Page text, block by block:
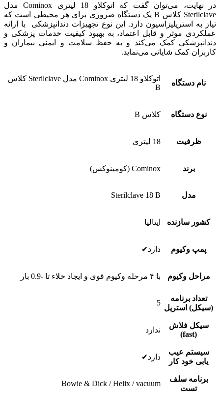
در نهایت، می‌توان گفت که اتوکلاو 18 لیتری Cominox مدل
Sterilclave کلاس B یک دستگاه ضروری برای هر محیطی است که
نیاز به استریلیزاسیون دارد. این نوع تجهیزات دندانپزشکی با ارائه
عملکردی موثر و قابل اعتماد، به بهبود کیفیت خدمات پزشکی و
دندانپزشکی کمک می‌کند و به حفظ سلامت و ایمنی بیماران و
کاربران کمک شایانی می‌نماید.
نام دستگاه
اتوکلاو 18 لیتری Cominox مدل Sterilclave کلاس
B
نوع دستگاه کلاس B
ظرفیت 18 لیتری
برند Cominox (کومینوکس)
مدل Sterilclave 18 B
کشور سازنده ایتالیا
پمپ وکیوم دارد✔
مراحل وکیوم با ۴ مرحله وکیوم قوى و ایجاد خلاء تا -0.9 بار
تعداد برنامه
(سیکل) استریل
5
سیکل فلاش
(fast)
ندارد
سیستم عیب
یابى خود کار
دارد✔
برنامه سلف
تست
Bowie & Dick / Helix / vacuum